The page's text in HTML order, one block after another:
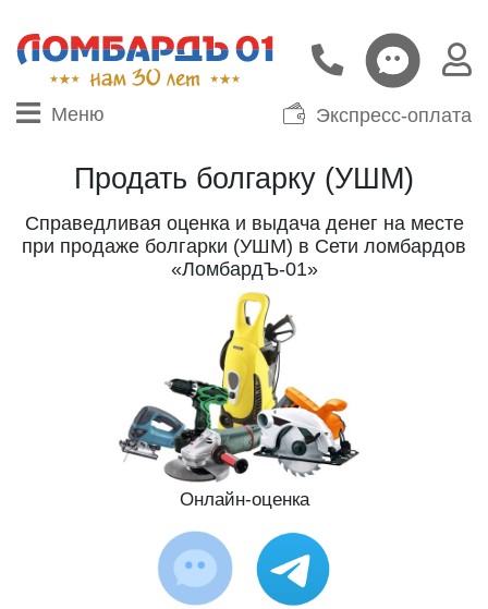
Меню Экспресс-оплата
Продать болгарку (УШМ)
Справедливая оценка и выдача денег на месте
при продаже болгарки (УШМ) в Сети ломбардов
«ЛомбардЪ-01»
Онлайн-оценка